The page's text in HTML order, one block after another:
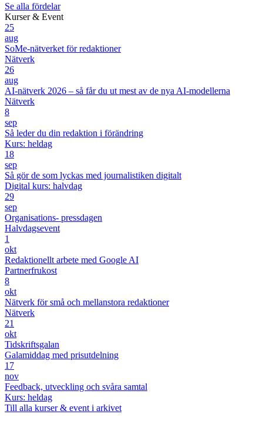
Se alla fördelar
Kurser & Event
25
aug
SoMe-nätverket för redaktioner
Nätverk
26
aug
AI-nätverk 2026 – så får du ut mest av de nya AI-modellerna
Nätverk
8
sep
Så leder du din redaktion i förändring
Kurs: heldag
18
sep
Så gör de som lyckas med journalistiken digitalt
Digital kurs: halvdag
29
sep
Organisations- pressdagen
Halvdagsevent
1
okt
Redaktionellt arbete med Google AI
Partnerfrukost
8
okt
Nätverk för små och mellanstora redaktioner
Nätverk
21
okt
Tidskriftsgalan
Galamiddag med prisutdelning
17
nov
Feedback, utveckling och svåra samtal
Kurs: heldag
Till alla kurser & event i arkivet